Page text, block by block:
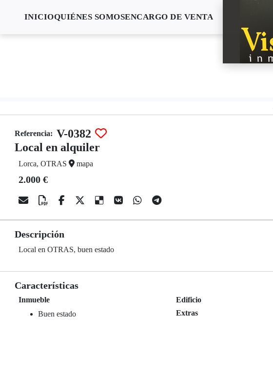
INICIOQUIÉNES SOMOSENCARGO DE VENTA
Referencia: V-0382
Local en alquiler
Lorca, OTRAS mapa
2.000 €
Descripción
Local en OTRAS, buen estado
Características
Inmueble
Buen estado
Edificio
Extras